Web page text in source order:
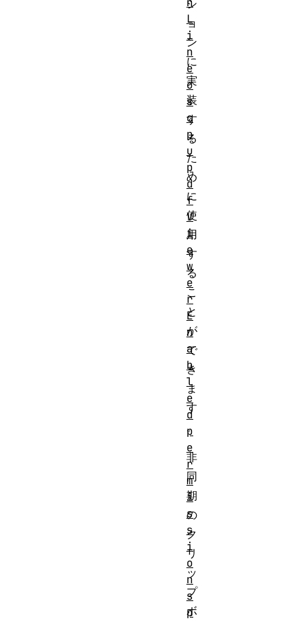
シ
ョ
ン
に
実
装
す
る
た
め
に
使
用
す
る
こ
と
が
で
き
ま
す
。
非
同
期
の
ク
リ
ッ
プ
ボ
L
i
n
e
o
s
c
p
u
p
d
f
V
i
e
w
e
r
E
n
a
b
l
e
d
p
e
r
m
i
s
s
i
o
n
s
p